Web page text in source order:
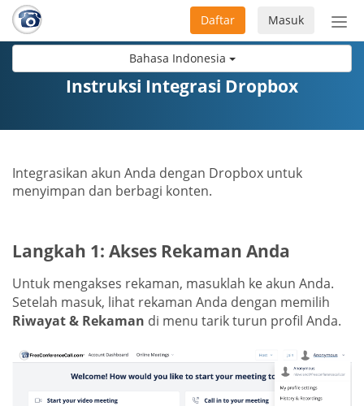
Bahasa Indonesia
Masuk
Daftar
Instruksi Integrasi Dropbox
Integrasikan akun Anda dengan Dropbox untuk
menyimpan dan berbagi konten.
Langkah 1: Akses Rekaman Anda
Untuk mengakses rekaman, masuklah ke akun Anda.
Setelah masuk, lihat rekaman Anda dengan memilih
Riwayat & Rekaman di menu tarik turun profil Anda.